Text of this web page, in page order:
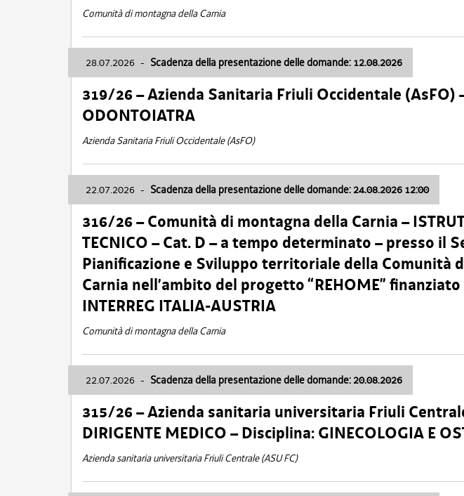
Comunità di montagna della Carnia
28.07.2026 - Scadenza della presentazione delle domande: 12.08.2026
319/26 – Azienda Sanitaria Friuli Occidentale (AsFO)
ODONTOIATRA
Azienda Sanitaria Friuli Occidentale (AsFO)
22.07.2026 - Scadenza della presentazione delle domande: 24.08.2026 12:00
316/26 – Comunità di montagna della Carnia –
TECNICO – Cat. D – a tempo determinato – presso il
Pianificazione e Sviluppo territoriale della Comunità
Carnia nell’ambito del progetto “REHOME”
INTERREG ITALIA-AUSTRIA
Comunità di montagna della Carnia
22.07.2026 - Scadenza della presentazione delle domande: 20.08.2026
315/26 – Azienda sanitaria universitaria Friuli
DIRIGENTE MEDICO – Disciplina: GINECOLOGIA E
Azienda sanitaria universitaria Friuli Centrale (ASU FC)